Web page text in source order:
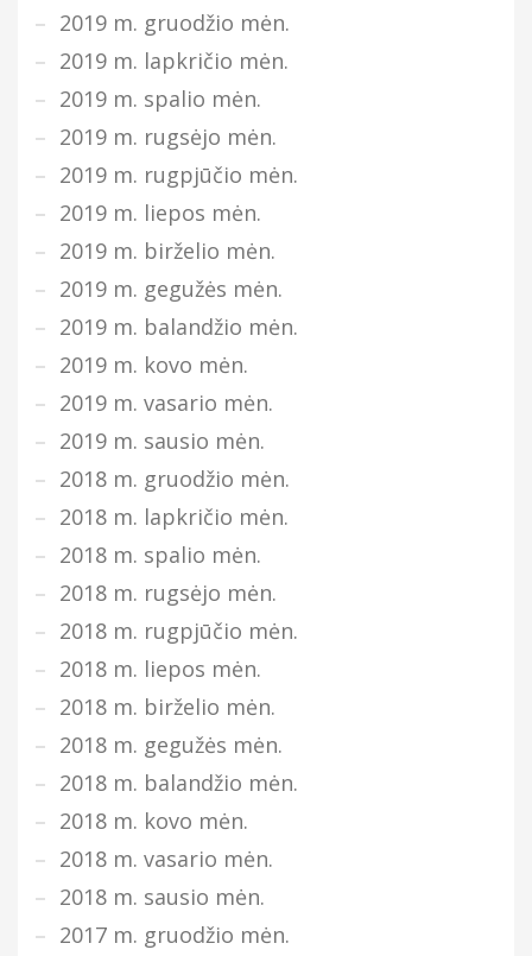
2019 m. gruodžio mėn.
2019 m. lapkričio mėn.
2019 m. spalio mėn.
2019 m. rugsėjo mėn.
2019 m. rugpjūčio mėn.
2019 m. liepos mėn.
2019 m. birželio mėn.
2019 m. gegužės mėn.
2019 m. balandžio mėn.
2019 m. kovo mėn.
2019 m. vasario mėn.
2019 m. sausio mėn.
2018 m. gruodžio mėn.
2018 m. lapkričio mėn.
2018 m. spalio mėn.
2018 m. rugsėjo mėn.
2018 m. rugpjūčio mėn.
2018 m. liepos mėn.
2018 m. birželio mėn.
2018 m. gegužės mėn.
2018 m. balandžio mėn.
2018 m. kovo mėn.
2018 m. vasario mėn.
2018 m. sausio mėn.
2017 m. gruodžio mėn.